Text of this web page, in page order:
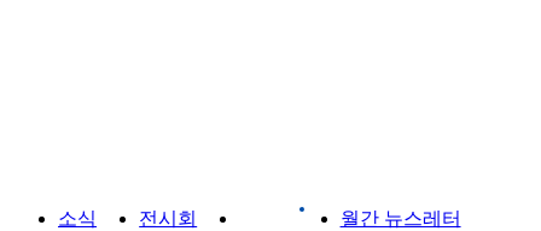
소식 전시회
월간 뉴스레터